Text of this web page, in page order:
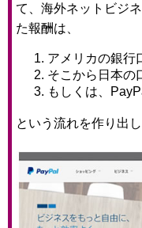
て、海外ネットビジ
た報酬は、
アメリカの銀行
そこから日本の
もしくは、
という流れを作り出し